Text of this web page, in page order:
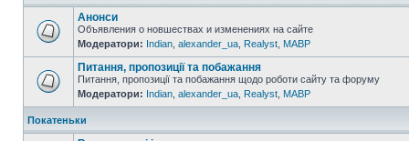
Анонси
Объявления о новшествах и изменениях на сайте
Модератори: Indian alexander_ua Realyst MABP
Питання, пропозиції та побажання
Питання, пропозиції та побажання щодо роботи сайту та форуму
Модератори: Indian alexander_ua Realyst MABP
Покатеньки